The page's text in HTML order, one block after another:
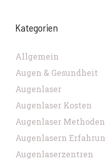
Kategorien
Allgemein
Augen & Gesundheit
Augenlaser
Augenlaser Kosten
Augenlaser Methoden
Augenlasern
Augenlaserzentren